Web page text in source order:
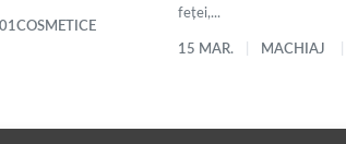
feței,...
15 MAR. MACHIAJ